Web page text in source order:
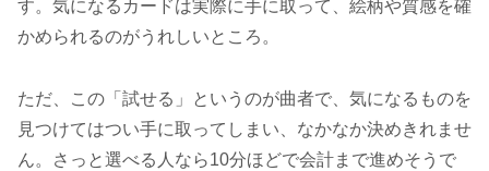
す。気になるカードは実際に手に取って、絵柄や質感を確
かめられるのがうれしいところ。
ただ、この「試せる」というのが曲者で、気になるものを
見つけてはつい手に取ってしまい、なかなか決めきれませ
ん。さっと選べる人なら10分ほどで会計まで進めそうで